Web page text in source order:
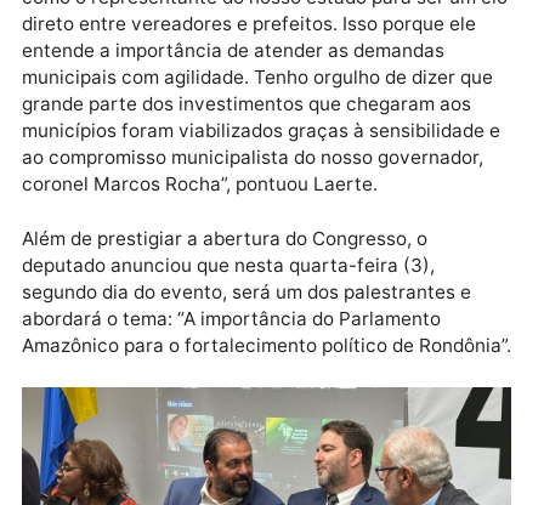
Laerte Gomes também aproveitou a ocasião para
enaltecer o trabalho do governador de Rondônia,
Marcos Rocha, a quem classificou como um
governante comprometido com o municipalismo. O
deputado afirmou que muitos avanços nos
e distritos só foram possíveis graças à parceria
“Muitas vezes, o governador deixa de atuar apenas
como o representante do nosso estado para ser um
direto entre vereadores e prefeitos. Isso porque ele
entende a importância de atender as demandas
municipais com agilidade. Tenho orgulho de dizer
grande parte dos investimentos que chegaram aos
municípios foram viabilizados graças à sensibilidade
ao compromisso municipalista do nosso governador,